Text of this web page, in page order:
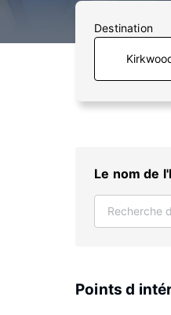
Destination
Le nom de
Points d